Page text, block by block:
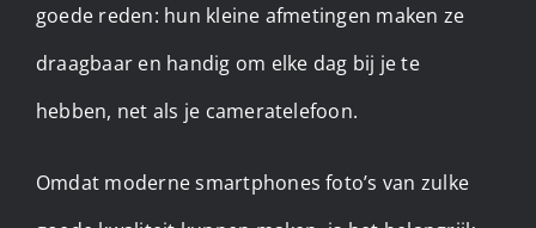
goede reden: hun kleine afmetingen maken ze
draagbaar en handig om elke dag bij je te
hebben, net als je cameratelefoon.
Omdat moderne smartphones foto’s van zulke